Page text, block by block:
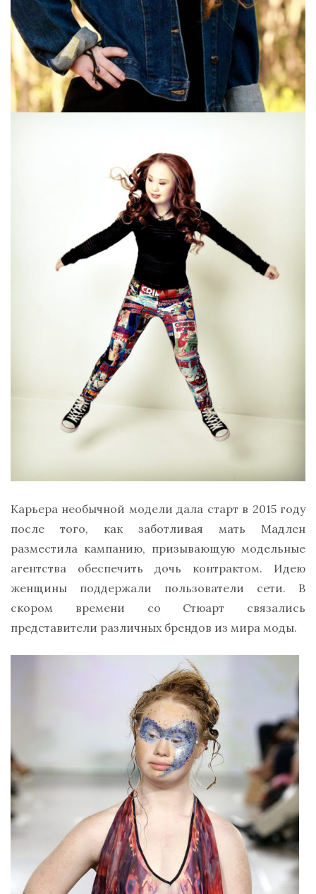
Карьера необычной модели дала старт в 2015 году
после того, как заботливая мать Мадлен
разместила кампанию, призывающую модельные
агентства обеспечить дочь контрактом. Идею
женщины поддержали пользователи сети. В
скором времени со Стюарт связались
представители различных брендов из мира моды.